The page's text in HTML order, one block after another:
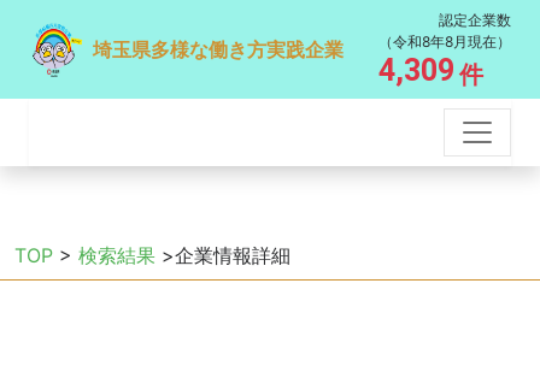
埼玉県多様な働き方実践企業
認定企業数
（令和8年8月現在）
4,309 件
TOP > 検索結果 >企業情報詳細